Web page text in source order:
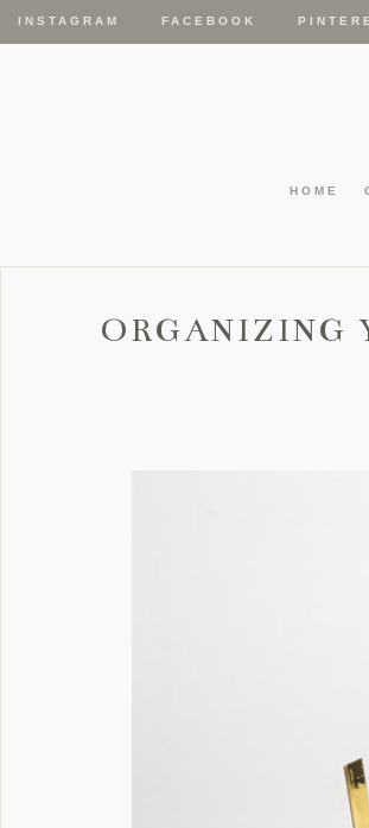
INSTAGRAM FACEBOOK
HOME
ORGANIZING